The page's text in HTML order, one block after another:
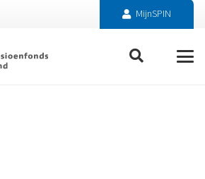
MijnSPIN